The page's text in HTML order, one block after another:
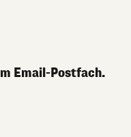
Email-Postfach.